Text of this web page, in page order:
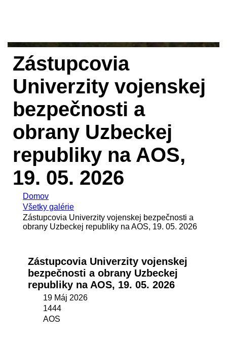
Zástupcovia
Univerzity vojenskej
bezpečnosti a
obrany Uzbeckej
republiky na AOS,
19. 05. 2026
Domov
Všetky galérie
Zástupcovia Univerzity vojenskej bezpečnosti a
obrany Uzbeckej republiky na AOS, 19. 05. 2026
Zástupcovia Univerzity vojenskej
bezpečnosti a obrany Uzbeckej
republiky na AOS, 19. 05. 2026
19 Máj 2026
1444
AOS